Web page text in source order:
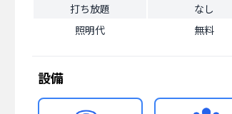
打ち放題
なし
照明代
無料
設備